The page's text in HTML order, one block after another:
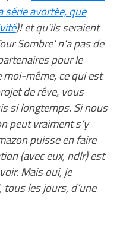
série avortée, que
)! et qu’ils seraient
Sombre’ n’a pas de
pour le
même, ce qui est
de rêve, vous
si longtemps. Si nous
peut vraiment s’y
puisse en faire
(avec eux, ndlr) est
Mais oui, je
tous les jours, d’une